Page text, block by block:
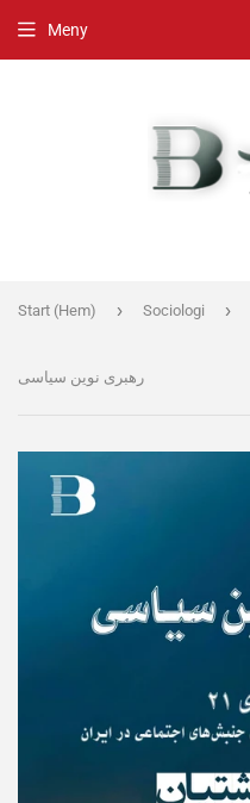
Meny
Start (Hem) › Sociologi ›
رهبری نوین سیاسی